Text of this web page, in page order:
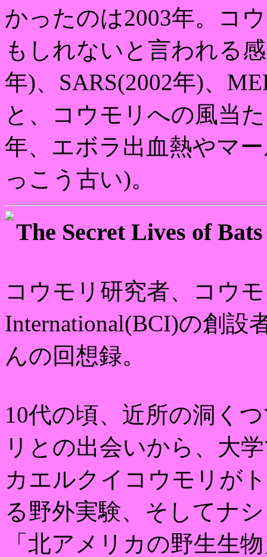
かったのは2003年。コ
もしれないと言われる
年)、SARS(2002年)、
と、コウモリへの風当
年、エボラ出血熱やマ
っこう古い)。
The Secret Lives of
コウモリ研究者、コウ
International(BCI)の創
んの回想録。
10代の頃、近所の洞く
リとの出会いから、大
カエルクイコウモリが
る野外実験、そしてナ
「北アメリカの野生生